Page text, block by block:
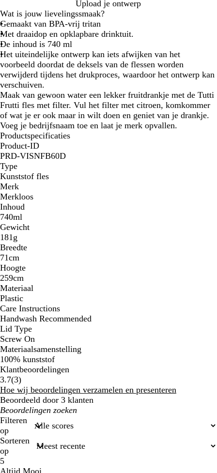
o
o
d
r
a
n
j
e
l
a
u
w
i
t
Upload je ontwerp
Wat is jouw lievelingssmaak?
Gemaakt van BPA-vrij tritan
Met draaidop en opklapbare drinktuit.
De inhoud is 740 ml
Het uiteindelijke ontwerp kan iets afwijken van het
voorbeeld doordat de deksels van de flessen worden
verwijderd tijdens het drukproces, waardoor het ontwerp kan
verschuiven.
Maak van gewoon water een lekker fruitdrankje met de Tutti
Frutti fles met filter. Vul het filter met citroen, komkommer
of wat je er ook maar in wilt doen en geniet van je drankje.
Voeg je bedrijfsnaam toe en laat je merk opvallen.
Productspecificaties
Product-ID
PRD-VISNFB60D
Type
Kunststof fles
Merk
Merkloos
Inhoud
740ml
Gewicht
181g
Breedte
71cm
Hoogte
259cm
Materiaal
Plastic
Care Instructions
Handwash Recommended
Lid Type
Screw On
Materiaalsamenstelling
100% kunststof
Klantbeoordelingen
3.7(33
klantbeoordelingen
)
Hoe wij beoordelingen verzamelen en presenteren
Beoordeeld door 3 klanten
Mijn
zoekopdrachten
Filteren
op
Sorteren
op
5
Altijd Mooi